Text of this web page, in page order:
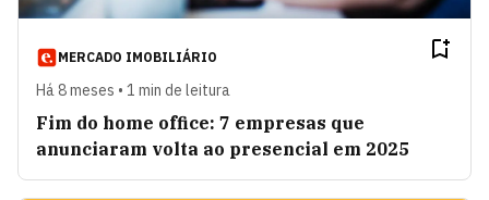
MERCADO IMOBILIÁRIO
Há 8 meses • 1 min de leitura
Fim do home office: 7 empresas que
anunciaram volta ao presencial em 2025